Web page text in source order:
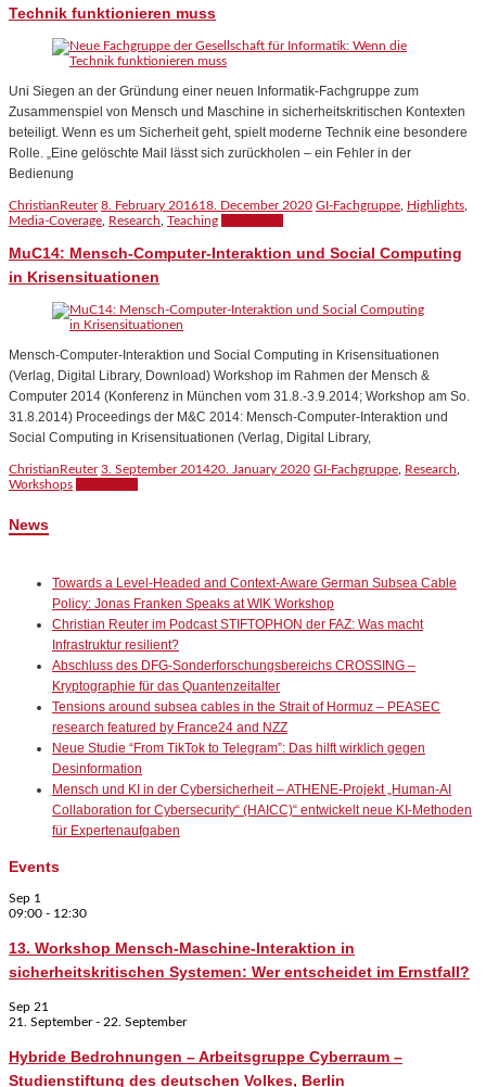
Technik funktionieren muss
Uni Siegen an der Gründung einer neuen Informatik-Fachgruppe zum
Zusammenspiel von Mensch und Maschine in sicherheitskritischen Kontexten
beteiligt. Wenn es um Sicherheit geht, spielt moderne Technik eine besondere
Rolle. „Eine gelöschte Mail lässt sich zurückholen – ein Fehler in der
Bedienung
ChristianReuter 8. February 201618. December 2020 GI-Fachgruppe Highlights
Media-Coverage
Research Teaching
MuC14: Mensch-Computer-Interaktion und Social Computing
in Krisensituationen
Mensch-Computer-Interaktion und Social Computing in Krisensituationen
(Verlag, Digital Library, Download) Workshop im Rahmen der Mensch &
Computer 2014 (Konferenz in München vom 31.8.-3.9.2014; Workshop am So.
31.8.2014) Proceedings der M&C 2014: Mensch-Computer-Interaktion und
Social Computing in Krisensituationen (Verlag, Digital Library,
ChristianReuter 3. September 201420. January 2020 GI-Fachgruppe Research
Workshops
News
Towards a Level-Headed and Context-Aware German Subsea Cable
Policy: Jonas Franken Speaks at WIK Workshop
Christian Reuter im Podcast STIFTOPHON der FAZ: Was macht
Infrastruktur resilient?
Abschluss des DFG-Sonderforschungsbereichs CROSSING –
Kryptographie für das Quantenzeitalter
Tensions around subsea cables in the Strait of Hormuz – PEASEC
research featured by France24 and NZZ
Neue Studie “From TikTok to Telegram”: Das hilft wirklich gegen
Desinformation
Mensch und KI in der Cybersicherheit – ATHENE-Projekt „Human-AI
Collaboration for Cybersecurity“ (HAICC)“ entwickelt neue KI-Methoden
für Expertenaufgaben
Events
Sep 1
09:00 - 12:30
13. Workshop Mensch-Maschine-Interaktion in
sicherheitskritischen Systemen: Wer entscheidet im Ernstfall?
Sep 21
21. September- 22. September
Hybride Bedrohnungen – Arbeitsgruppe Cyberraum –
Studienstiftung des deutschen Volkes, Berlin